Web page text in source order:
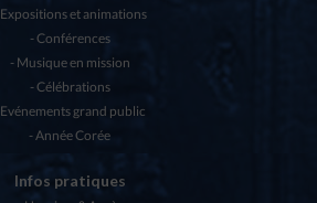
Expositions et animations
Conférences
Musique en mission
Célébrations
Evénements grand public
Année Corée
Infos pratiques